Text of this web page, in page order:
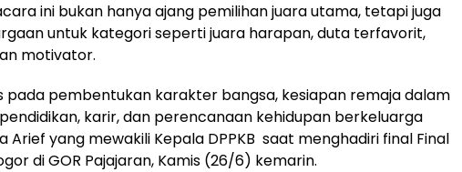
ini bukan hanya ajang pemilihan juara utama, tetapi juga
untuk kategori seperti juara harapan, duta terfavorit,
motivator.
pada pembentukan karakter bangsa, kesiapan remaja dalam
karir, dan perencanaan kehidupan berkeluarga
Arief yang mewakili Kepala DPPKB saat menghadiri final Final
di GOR Pajajaran, Kamis (26/6) kemarin.